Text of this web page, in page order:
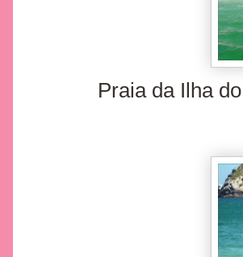
Praia da Ilha